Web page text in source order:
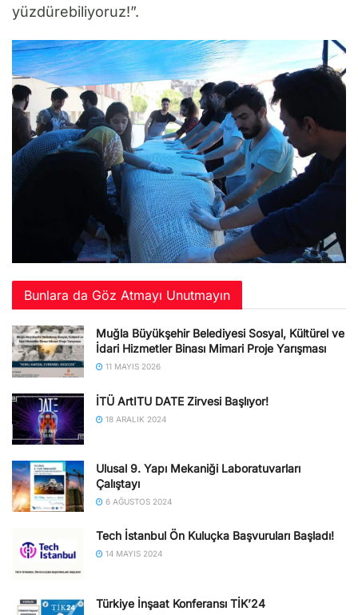
yüzdürebiliyoruz!”.
Bunlara da Göz Atmayı Unutmayın
Muğla Büyükşehir Belediyesi Sosyal, Kültürel ve
İdari Hizmetler Binası Mimari Proje Yarışması
11 MAYIS 2026
İTÜ ArtITU DATE Zirvesi Başlıyor!
18 ARALIK 2024
Ulusal 9. Yapı Mekaniği Laboratuvarları
Çalıştayı
6 AĞUSTOS 2024
Tech İstanbul Ön Kuluçka Başvuruları Başladı!
14 MAYIS 2024
Türkiye İnşaat Konferansı TİK’24